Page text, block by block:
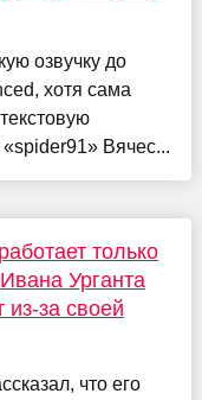
озвучку до
хотя сама
Вячес...
только
Урганта
из-за своей
что его